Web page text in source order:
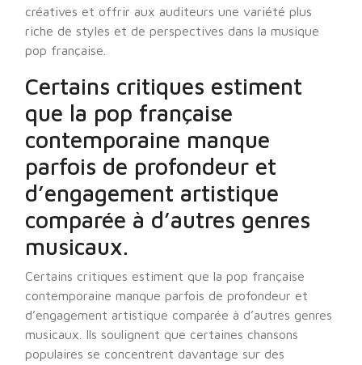
créatives et offrir aux auditeurs une variété plus
riche de styles et de perspectives dans la musique
pop française.
Certains critiques estiment
que la pop française
contemporaine manque
parfois de profondeur et
d’engagement artistique
comparée à d’autres genres
musicaux.
Certains critiques estiment que la pop française
contemporaine manque parfois de profondeur et
d’engagement artistique comparée à d’autres genres
musicaux. Ils soulignent que certaines chansons
populaires se concentrent davantage sur des